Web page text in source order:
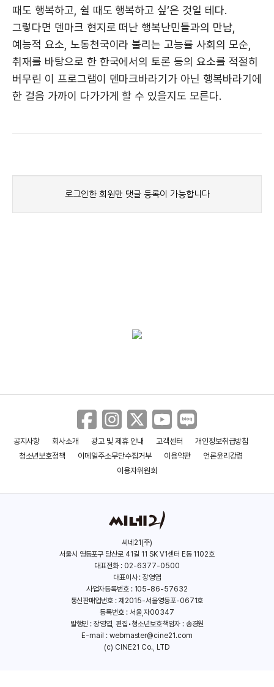
때도 행복하고, 쉴 때도 행복하고 싶’은 것일 테다.
그렇다면 덴마크 현지로 떠난 행복난민들과의 만남,
예능적 요소, 노동천국이라 불리는 고능률 사회의 모순,
취재를 바탕으로 한 한국에서의 토론 등의 요소를 적절히
버무린 이 프로그램이 덴마크바라기가 아닌 행복바라기에
한 걸음 가까이 다가가게 할 수 있을지도 모른다.
공지사항 회사소개 광고 및 제휴 안내 고객센터
개인정보취급방침
청소년보호정책
이메일주소무단수집거부 이용약관
언론윤리강령
이용자위원회
씨네21(주)
서울시 영등포구 당산로 41길 11 SK V1센터 E동 1102호
대표전화 : 02-6377-0500
대표이사 : 장영엽
사업자등록번호 : 105-86-57632
통신판매업번호 : 제2015-서울영등포-0671호
등록번호 : 서울,자00347
발행인 : 장영엽, 편집•청소년보호책임자 : 송경원
E-mail : webmaster@cine21.com
(c) CINE21 Co., LTD